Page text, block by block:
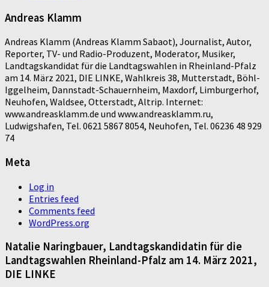
Andreas Klamm
Andreas Klamm (Andreas Klamm Sabaot), Journalist, Autor,
Reporter, TV- und Radio-Produzent, Moderator, Musiker,
Landtagskandidat für die Landtagswahlen in Rheinland-Pfalz
am 14. März 2021, DIE LINKE, Wahlkreis 38, Mutterstadt, Böhl-
Iggelheim, Dannstadt-Schauernheim, Maxdorf, Limburgerhof,
Neuhofen, Waldsee, Otterstadt, Altrip. Internet:
www.andreasklamm.de und www.andreasklamm.ru,
Ludwigshafen, Tel. 0621 5867 8054, Neuhofen, Tel. 06236 48 929
74
Meta
Log in
Entries feed
Comments feed
WordPress.org
Natalie Naringbauer, Landtagskandidatin für die
Landtagswahlen Rheinland-Pfalz am 14. März 2021,
DIE LINKE